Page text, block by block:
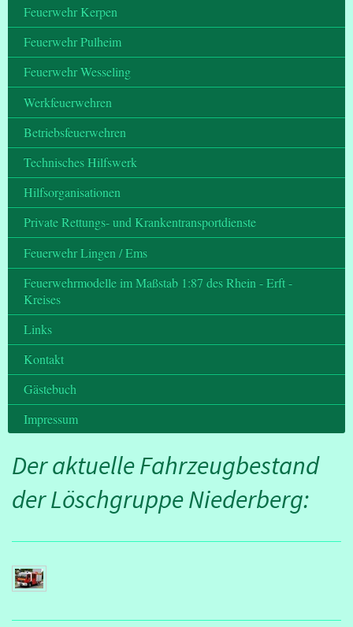
Feuerwehr Kerpen
Feuerwehr Pulheim
Feuerwehr Wesseling
Werkfeuerwehren
Betriebsfeuerwehren
Technisches Hilfswerk
Hilfsorganisationen
Private Rettungs- und Krankentransportdienste
Feuerwehr Lingen / Ems
Feuerwehrmodelle im Maßstab 1:87 des Rhein - Erft -
Kreises
Links
Kontakt
Gästebuch
Impressum
Der aktuelle Fahrzeugbestand
der Löschgruppe Niederberg: